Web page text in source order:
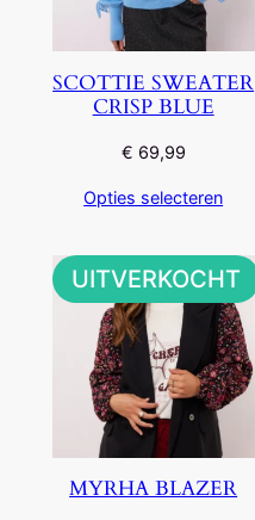
SCOTTIE SWEATER
CRISP BLUE
€ 69,99
Opties selecteren
UITVERKOCHT
MYRHA BLAZER